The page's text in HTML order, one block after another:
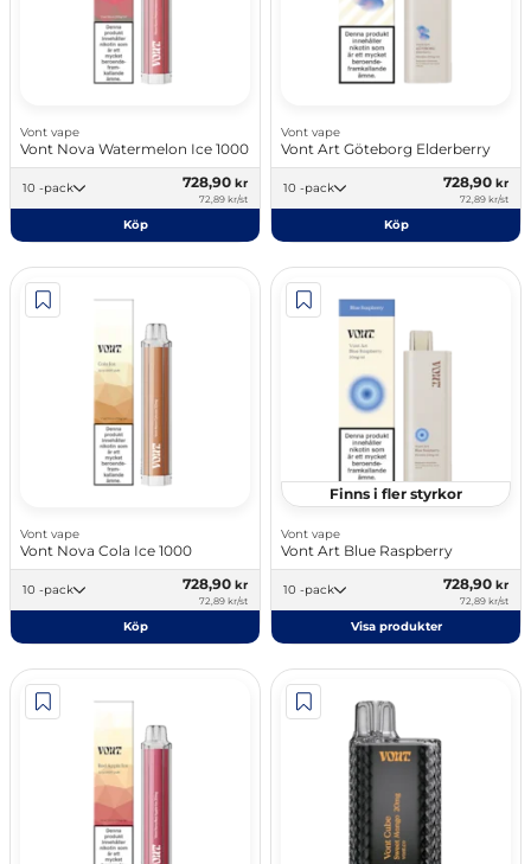
Vont vape
Vont Nova Watermelon Ice 1000
10 -pack 728,90 kr
72,89 kr/st
Köp
Vont vape
Vont Art Göteborg Elderberry
10 -pack 728,90 kr
72,89 kr/st
Köp
Vont vape
Vont Nova Cola Ice 1000
10 -pack 728,90 kr
72,89 kr/st
Köp
Finns i fler styrkor
Vont vape
Vont Art Blue Raspberry
10 -pack 728,90 kr
72,89 kr/st
Visa produkter